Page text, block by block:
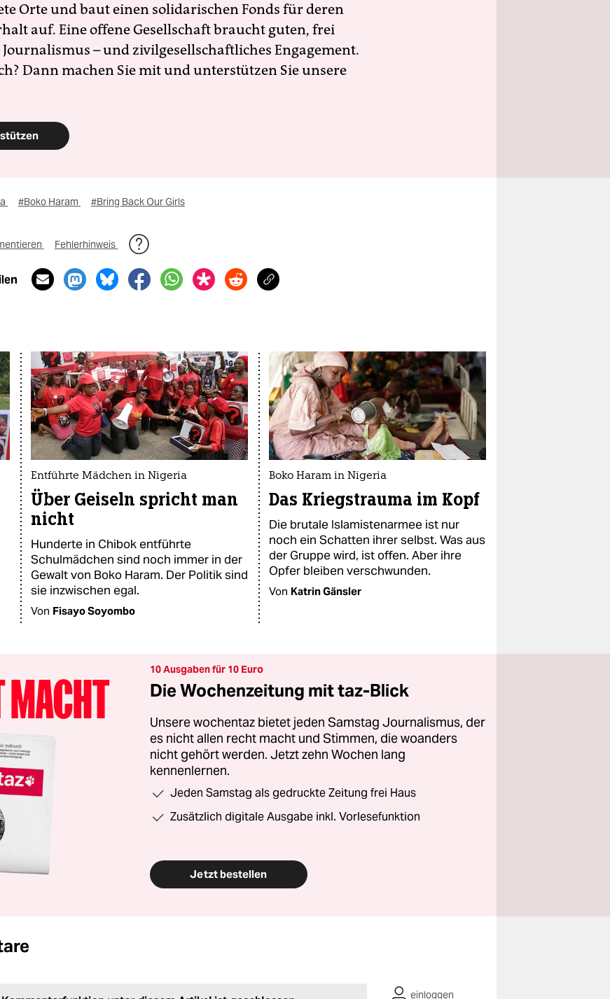
Orte und baut einen solidarischen Fonds für deren
auf. Eine offene Gesellschaft braucht guten, frei
– und zivilgesellschaftliches Engagement.
Dann machen Sie mit und unterstützen Sie unsere
#Boko Haram #Bring Back Our Girls
Fehlerhinweis
Entführte Mädchen in Nigeria
Über Geiseln spricht man
nicht
Hunderte in Chibok entführte
Schulmädchen sind noch immer in der
Gewalt von Boko Haram. Der Politik sind
sie inzwischen egal.
Von Fisayo Soyombo
Boko Haram in Nigeria
Das Kriegstrauma im Kopf
Die brutale Islamistenarmee ist nur
noch ein Schatten ihrer selbst. Was aus
der Gruppe wird, ist offen. Aber ihre
Opfer bleiben verschwunden.
Von Katrin Gänsler
10 Ausgaben für 10 Euro
Die Wochenzeitung mit taz-Blick
Unsere wochentaz bietet jeden Samstag Journalismus, der
es nicht allen recht macht und Stimmen, die woanders
nicht gehört werden. Jetzt zehn Wochen lang
kennenlernen.
Jeden Samstag als gedruckte Zeitung frei Haus
Zusätzlich digitale Ausgabe inkl. Vorlesefunktion
Jetzt bestellen
einloggen